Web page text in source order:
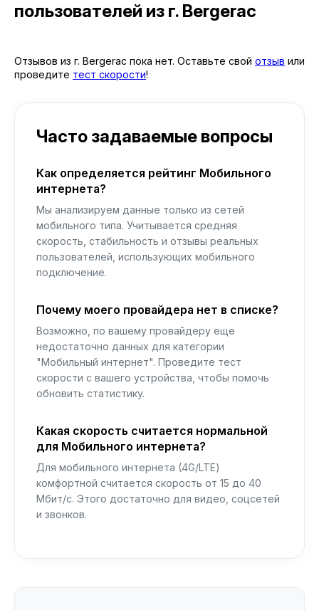
пользователей из г. Bergerac
Отзывов из г. Bergerac пока нет. Оставьте свой отзыв или
проведите тест скорости!
Часто задаваемые вопросы
Как определяется рейтинг Мобильного
интернета?
Мы анализируем данные только из сетей
мобильного типа. Учитывается средняя
скорость, стабильность и отзывы реальных
пользователей, использующих мобильного
подключение.
Почему моего провайдера нет в списке?
Возможно, по вашему провайдеру еще
недостаточно данных для категории
"Мобильный интернет". Проведите тест
скорости с вашего устройства, чтобы помочь
обновить статистику.
Какая скорость считается нормальной
для Мобильного интернета?
Для мобильного интернета (4G/LTE)
комфортной считается скорость от 15 до 40
Мбит/с. Этого достаточно для видео, соцсетей
и звонков.